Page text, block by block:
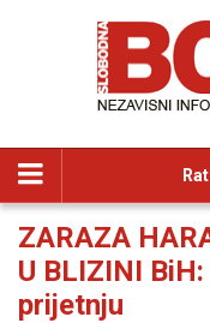
ZARAZA
U BLIZINI
prijetnju